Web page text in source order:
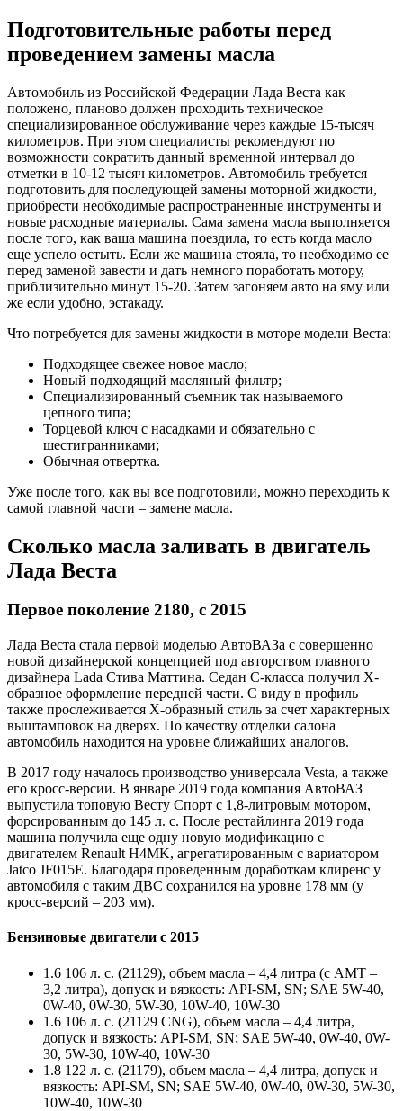
Подготовительные работы перед
проведением замены масла
Автомобиль из Российской Федерации Лада Веста как
положено, планово должен проходить техническое
специализированное обслуживание через каждые 15-тысяч
километров. При этом специалисты рекомендуют по
возможности сократить данный временной интервал до
отметки в 10-12 тысяч километров. Автомобиль требуется
подготовить для последующей замены моторной жидкости,
приобрести необходимые распространенные инструменты и
новые расходные материалы. Сама замена масла выполняется
после того, как ваша машина поездила, то есть когда масло
еще успело остыть. Если же машина стояла, то необходимо ее
перед заменой завести и дать немного поработать мотору,
приблизительно минут 15-20. Затем загоняем авто на яму или
же если удобно, эстакаду.
Что потребуется для замены жидкости в моторе модели Веста:
Подходящее свежее новое масло;
Новый подходящий масляный фильтр;
Специализированный съемник так называемого
цепного типа;
Торцевой ключ с насадками и обязательно с
шестигранниками;
Обычная отвертка.
Уже после того, как вы все подготовили, можно переходить к
самой главной части – замене масла.
Сколько масла заливать в двигатель
Лада Веста
Первое поколение 2180, с 2015
Лада Веста стала первой моделью АвтоВАЗа с совершенно
новой дизайнерской концепцией под авторством главного
дизайнера Lada Стива Маттина. Седан С-класса получил Х-
образное оформление передней части. С виду в профиль
также прослеживается Х-образный стиль за счет характерных
выштамповок на дверях. По качеству отделки салона
автомобиль находится на уровне ближайших аналогов.
В 2017 году началось производство универсала Vesta, а также
его кросс-версии. В январе 2019 года компания АвтоВАЗ
выпустила топовую Весту Спорт с 1,8-литровым мотором,
форсированным до 145 л. с. После рестайлинга 2019 года
машина получила еще одну новую модификацию с
двигателем Renault H4MK, агрегатированным с вариатором
Jatco JF015E. Благодаря проведенным доработкам клиренс у
автомобиля с таким ДВС сохранился на уровне 178 мм (у
кросс-версий – 203 мм).
Бензиновые двигатели с 2015
1.6 106 л. с. (21129), объем масла – 4,4 литра (с АМТ –
3,2 литра), допуск и вязкость: API-SM, SN; SAE 5W-40,
0W-40, 0W-30, 5W-30, 10W-40, 10W-30
1.6 106 л. с. (21129 CNG), объем масла – 4,4 литра,
допуск и вязкость: API-SM, SN; SAE 5W-40, 0W-40, 0W-
30, 5W-30, 10W-40, 10W-30
1.8 122 л. с. (21179), объем масла – 4,4 литра, допуск и
вязкость: API-SM, SN; SAE 5W-40, 0W-40, 0W-30, 5W-30,
10W-40, 10W-30